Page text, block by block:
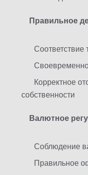
Правильное
Соответствие
Корректное
собственности
Валютное
Соблюдение
Правильное